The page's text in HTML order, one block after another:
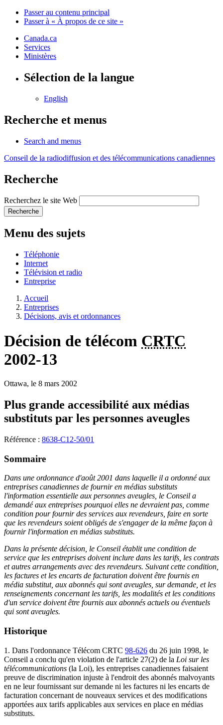
Passer au contenu principal
Passer à « À propos de ce site »
Canada.ca
Services
Ministères
Sélection de la langue
English
Recherche et menus
Search and menus
Conseil de la radiodiffusion et des télécommunications canadiennes
Recherche
Recherchez le site Web
Recherche
Menu des sujets
Téléphonie
Internet
Télévision et radio
Entreprise
Accueil
Entreprises
Décisions, avis et ordonnances
Décision de télécom CRTC
2002-13
Ottawa, le 8 mars 2002
Plus grande accessibilité aux médias
substituts par les personnes aveugles
Référence : 8638-C12-50/01
Sommaire
Dans une ordonnance d'août 2001 dans laquelle il a ordonné aux
entreprises canadiennes de fournir en médias substituts
l'information essentielle aux personnes aveugles, le Conseil a
demandé aux entreprises pourquoi elles ne devraient pas, comme
condition pour fournir des services aux revendeurs, faire en sorte
que les revendeurs soient obligés de s'engager de la même façon à
fournir l'information en médias substituts.
Dans la présente décision, le Conseil établit une condition de
service que les entreprises doivent inclure dans les tarifs, les contrats
et autres arrangements avec des revendeurs. Suivant cette condition,
les factures et les encarts de facturation doivent être fournis en
média substitut, aux abonnés qui sont aveugles, sur demande, et les
renseignements concernant les tarifs, les modalités et les conditions
d'un service doivent être fournis aux abonnés actuels ou éventuels
qui sont aveugles.
Historique
1. Dans l'ordonnance Télécom CRTC 98-626 du 26 juin 1998, le
Conseil a conclu qu'en violation de l'article 27(2) de la Loi sur les
télécommunications (la Loi), les entreprises canadiennes faisaient
preuve de discrimination injuste à l'endroit des abonnés malvoyants
en ne leur fournissant sur demande ni les factures ni les encarts de
facturation concernant de nouveaux services et des modifications
apportées aux tarifs applicables aux services en place en médias
substituts.